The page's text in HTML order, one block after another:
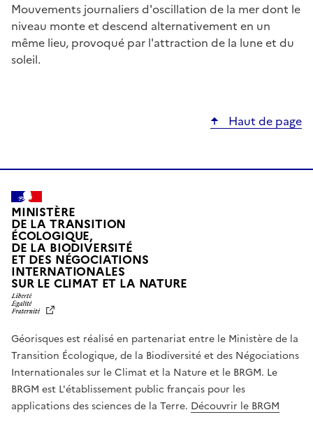
Mouvements journaliers d'oscillation de la mer dont le
niveau monte et descend alternativement en un
même lieu, provoqué par l'attraction de la lune et du
soleil.
Haut de page
MINISTÈRE
DE LA TRANSITION
ÉCOLOGIQUE,
DE LA BIODIVERSITÉ
ET DES NÉGOCIATIONS
INTERNATIONALES
SUR LE CLIMAT ET LA NATUREL
T
É
,
É
G
A
L
Géorisques est réalisé en partenariat entre le Ministère de la
Transition Écologique, de la Biodiversité et des Négociations
Internationales sur le Climat et la Nature et le BRGM. Le
BRGM est L'établissement public français pour les
applications des sciences de la Terre. Découvrir le BRGM